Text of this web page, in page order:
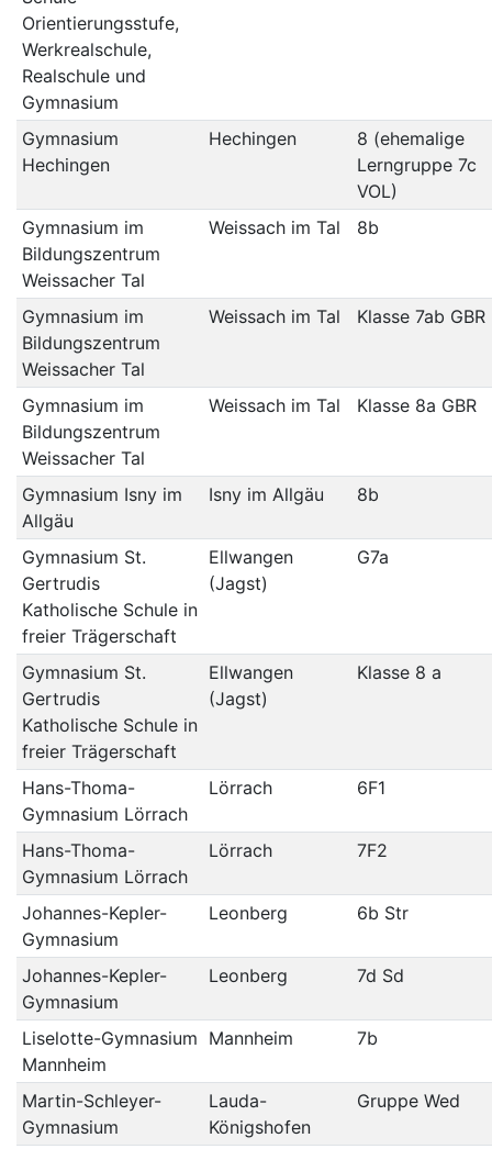
Orientierungsstufe,
Werkrealschule,
Realschule und
Gymnasium
Gymnasium
Hechingen
Hechingen
8 (ehemalige
Lerngruppe 7c
VOL)
Gymnasium im
Bildungszentrum
Weissacher Tal
Weissach im Tal 8b
Gymnasium im
Bildungszentrum
Weissacher Tal
Weissach im Tal Klasse 7ab GBR
Gymnasium im
Bildungszentrum
Weissacher Tal
Weissach im Tal Klasse 8a GBR
Gymnasium Isny im
Allgäu
Isny im Allgäu 8b
Gymnasium St.
Gertrudis
Katholische Schule in
freier Trägerschaft
Ellwangen
(Jagst)
G7a
Gymnasium St.
Gertrudis
Katholische Schule in
freier Trägerschaft
Ellwangen
(Jagst)
Klasse 8 a
Hans-Thoma-
Gymnasium Lörrach
Lörrach 6F1
Hans-Thoma-
Gymnasium Lörrach
Lörrach 7F2
Johannes-Kepler-
Gymnasium
Leonberg 6b Str
Johannes-Kepler-
Gymnasium
Leonberg 7d Sd
Liselotte-Gymnasium
Mannheim
Mannheim 7b
Martin-Schleyer-
Gymnasium
Lauda-
Königshofen
Gruppe Wed